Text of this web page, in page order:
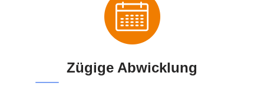
Zügige Abwicklung